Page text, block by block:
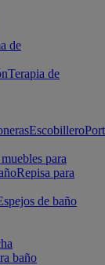
de
Terapia de
Escobillero
para
Repisa para
de baño
baño